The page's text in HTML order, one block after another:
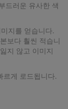
드러운 유사한 색
지를 얻습니다.
보다 훨씬 적습니
지 않고 이미지
르게 로드됩니다.